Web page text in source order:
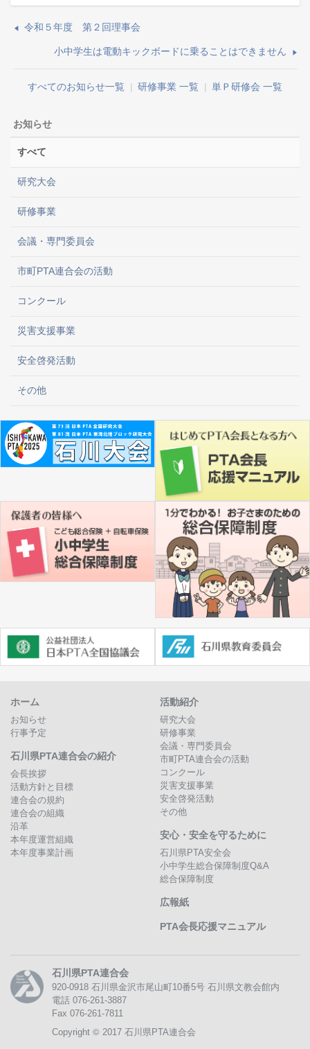
令和５年度 第２回理事会
小中学生は電動キックボードに乗ることはできません
すべてのお知らせ一覧 | 研修事業 一覧 | 単Ｐ研修会 一覧
お知らせ
すべて
研究大会
研修事業
会議・専門委員会
市町PTA連合会の活動
コンクール
災害支援事業
安全啓発活動
その他
ホーム
お知らせ
行事予定
石川県PTA連合会の紹介
会長挨拶
活動方針と目標
連合会の規約
連合会の組織
沿革
本年度運営組織
本年度事業計画
活動紹介
研究大会
研修事業
会議・専門委員会
市町PTA連合会の活動
コンクール
災害支援事業
安全啓発活動
その他
安心・安全を守るために
石川県PTA安全会
小中学生総合保障制度Q&A
総合保障制度
広報紙
PTA会長応援マニュアル
石川県PTA連合会
920-0918 石川県金沢市尾山町10番5号 石川県文教会館内
電話 076-261-3887
Fax 076-261-7811
Copyright © 2017 石川県PTA連合会